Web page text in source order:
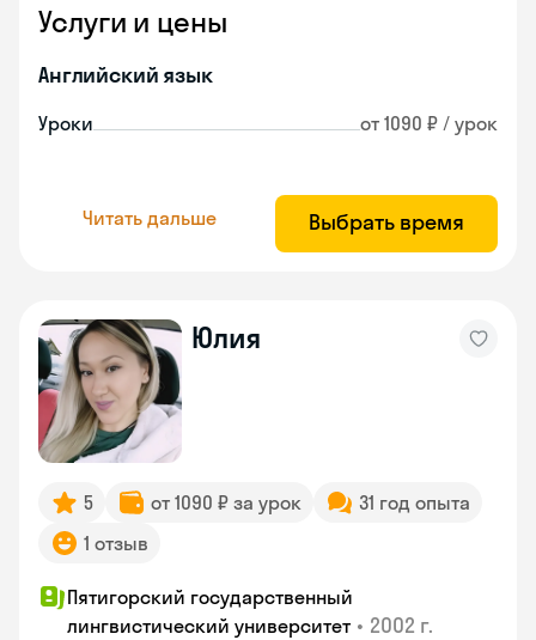
Услуги и цены
Английский язык
Уроки от 1090 ₽ / урок
Читать дальше Выбрать время
Юлия
5 от 1090 ₽ за урок
31 год опыта
1 отзыв
Пятигорский государственный
лингвистический университет • 2002 г.